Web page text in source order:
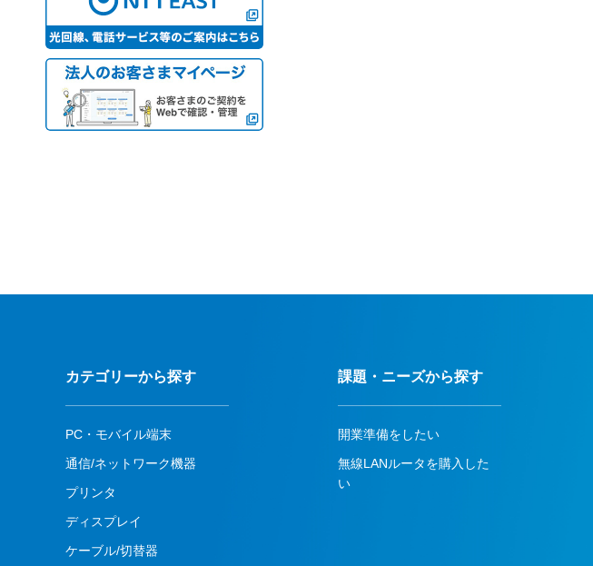
カテゴリーから探す
PC・モバイル端末
通信/ネットワーク機器
プリンタ
ディスプレイ
ケーブル/切替器
課題・ニーズから探す
開業準備をしたい
無線LANルータを購入した
い